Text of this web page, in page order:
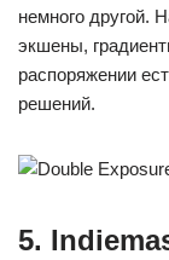
немного другой.
экшены,
распоряжении
решений.
5.